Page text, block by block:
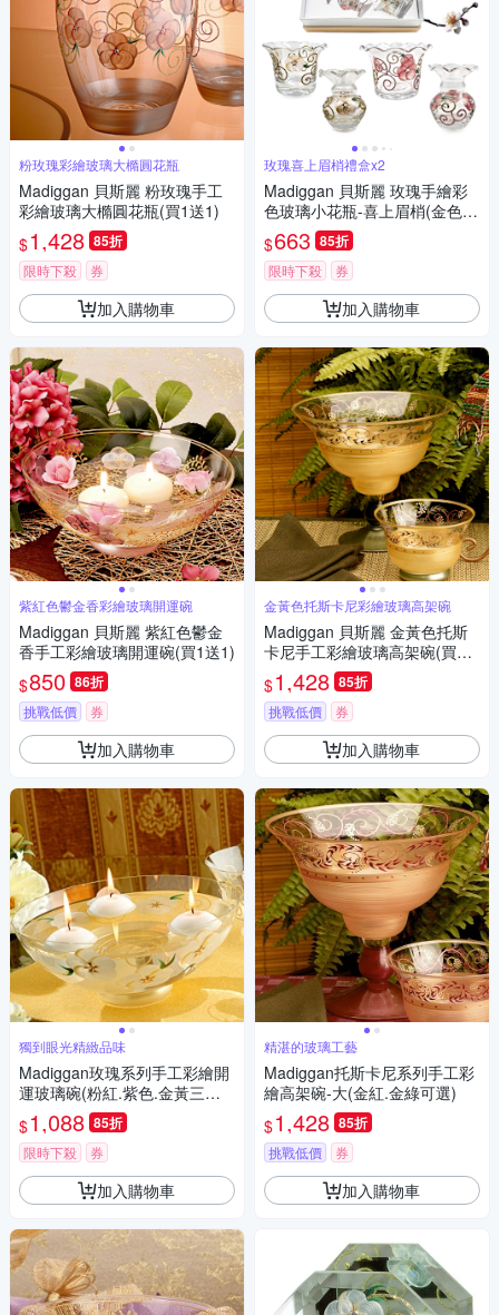
粉玫瑰彩繪玻璃大橢圓花瓶
Madiggan 貝斯麗 粉玫瑰手工
彩繪玻璃大橢圓花瓶(買1送1)
$1,428 85折
限時下殺 券
加入購物車
紫紅色鬱金香彩繪玻璃開運碗
Madiggan 貝斯麗 紫紅色鬱金
香手工彩繪玻璃開運碗(買1送1)
$850 86折
挑戰低價 券
加入購物車
獨到眼光精緻品味
Madiggan玫瑰系列手工彩繪開
運玻璃碗(粉紅.紫色.金黃三色
任選)
$1,088 85折
限時下殺 券
加入購物車
玫瑰喜上眉梢禮盒x2
Madiggan 貝斯麗 玫瑰手繪彩
色玻璃小花瓶-喜上眉梢(金色
+紅色)4件組/禮盒(買1送1)
$663 85折
限時下殺 券
加入購物車
金黃色托斯卡尼彩繪玻璃高架碗
Madiggan 貝斯麗 金黃色托斯
卡尼手工彩繪玻璃高架碗(買1
送1)
$1,428 85折
挑戰低價 券
加入購物車
精湛的玻璃工藝
Madiggan托斯卡尼系列手工彩
繪高架碗-大(金紅.金綠可選)
$1,428 85折
挑戰低價 券
加入購物車